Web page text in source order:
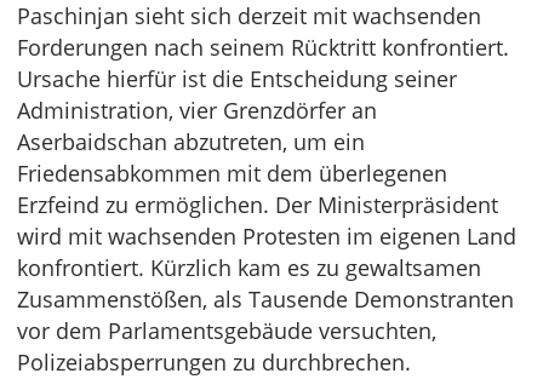
Paschinjan sieht sich derzeit mit wachsenden
Forderungen nach seinem Rücktritt konfrontiert.
Ursache hierfür ist die Entscheidung seiner
Administration, vier Grenzdörfer an
Aserbaidschan abzutreten, um ein
Friedensabkommen mit dem überlegenen
Erzfeind zu ermöglichen. Der Ministerpräsident
wird mit wachsenden Protesten im eigenen Land
konfrontiert. Kürzlich kam es zu gewaltsamen
Zusammenstößen, als Tausende Demonstranten
vor dem Parlamentsgebäude versuchten,
Polizeiabsperrungen zu durchbrechen.